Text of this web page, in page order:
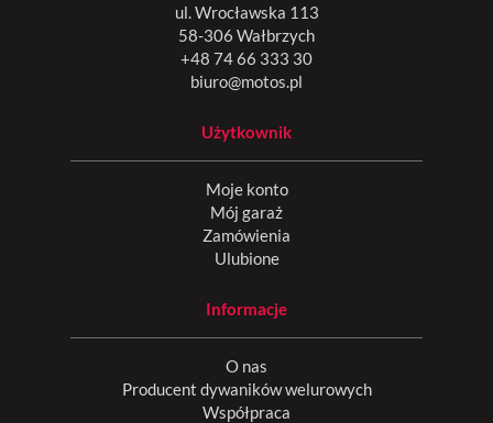
ul. Wrocławska 113
58-306 Wałbrzych
+48 74 66 333 30
biuro@motos.pl
Użytkownik
Moje konto
Mój garaż
Zamówienia
Ulubione
Informacje
O nas
Producent dywaników welurowych
Współpraca